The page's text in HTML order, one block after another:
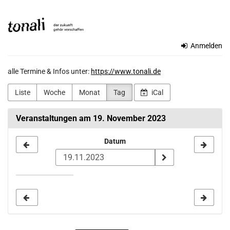
Haupt-
Inhalt
TONALi
Anmelden
alle Termine & Infos unter: https://www.tonali.de
Liste Woche Monat Tag iCal
Veranstaltungen am 19. November 2023
zur
Anzeige
Datum